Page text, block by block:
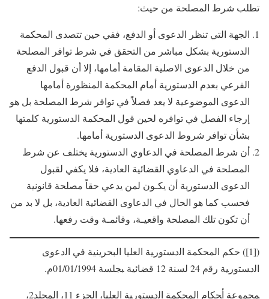
تطلب شرط المصلحة من حيث:
الجهة التي تنظر الدعوى أو الدفع، ففي حين تتصدى المحكمة
الدستورية بشكل مباشر من التحقق في شرط توافر المصلحة
من خلال الدعوى الاصلية المقامة أمامها، إلا أن قبول الدفع
الفرعي بعدم الدستورية أمام المحكمة المنظورة أمامها
الدعوى الموضوعية لا يعد فصلاً في توافر شرط المصلحة بل هو
إرجاء الفصل في توافره لحين قول المحكمة الدستورية كلمتها
بشأن توافر شروط الدعوى الدستورية أمامها.
أن شرط المصلحة في الدعاوي الدستورية يختلف عن شرط
المصلحة في الدعاوي القضائية العادية، فلا يكفي لقبول
الدعوى الدستورية أن يكـون لمن يدعي حقاً مصلحة قانونية
فحسب كما هو الحال في الدعاوى القضائية العادية، بل لا بد من
أن تكون تلك المصلحة واقعيـة، وقائمـة وقت رفعها.
([1]) حكم ﺍﻟﻤﺤﻜﻤﺔ ﺍﻟﺩﺴﺘﻭﺭﻴﺔ ﺍﻟﻌﻠﻴﺎ البحرينية ﻓﻲ ﺍﻟﺩﻋﻭﻯ
ﺍﻟﺩﺴﺘﻭﺭﻴﺔ ﺭﻗﻡ 24 لسنة 12 قضائية ﺒﺠﻠﺴﺔ 01/01/1994م.
ﻤﺠﻤﻭﻋﺔ ﺃﺤﻜﺎﻡ ﺍﻟﻤﺤﻜﻤﺔ ﺍﻟﺩﺴﺘﻭﺭﻴﺔ ﺍﻟﻌﻠﻴﺎ، الجزء 11، المجلد2،